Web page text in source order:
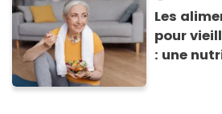
Les
pour
: une